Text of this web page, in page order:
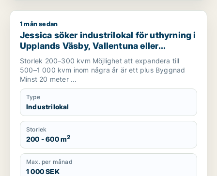
Jessica söker industrilokal för uthyrning i Upplands Väsby,
1 mån sedan
Jessica söker industrilokal för uthyrning i
Upplands Väsby, Vallentuna eller
Upplands-Bro m.fl.
Storlek 200–300 kvm Möjlighet att expandera till
500–1 000 kvm inom några år är ett plus Byggnad
Minst 20 meter ...
Type
Industrilokal
Storlek
200 - 600 m2
Max. per månad
1 000 SEK